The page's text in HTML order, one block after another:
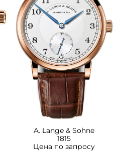
A. Lange & Sohne
1815
Цена по запросу